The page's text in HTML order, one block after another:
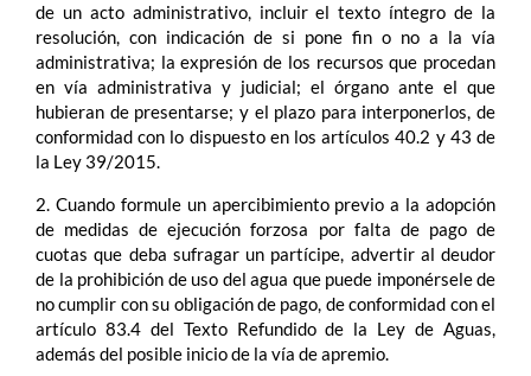
de un acto administrativo, incluir el texto íntegro de la
resolución, con indicación de si pone fin o no a la vía
administrativa; la expresión de los recursos que procedan
en vía administrativa y judicial; el órgano ante el que
hubieran de presentarse; y el plazo para interponerlos, de
conformidad con lo dispuesto en los artículos 40.2 y 43 de
la Ley 39/2015.
2. Cuando formule un apercibimiento previo a la adopción
de medidas de ejecución forzosa por falta de pago de
cuotas que deba sufragar un partícipe, advertir al deudor
de la prohibición de uso del agua que puede imponérsele de
no cumplir con su obligación de pago, de conformidad con el
artículo 83.4 del Texto Refundido de la Ley de Aguas,
además del posible inicio de la vía de apremio.